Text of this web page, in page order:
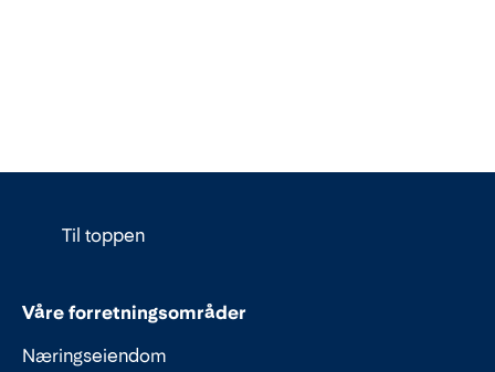
Til toppen
Våre forretningsområder
Næringseiendom